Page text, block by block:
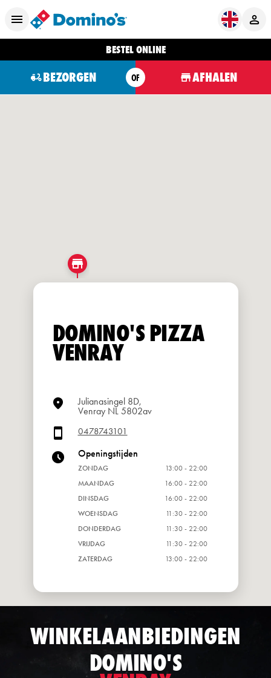
BESTEL ONLINE
BEZORGEN OF AFHALEN
DOMINO'S PIZZA
VENRAY
Julianasingel 8D,
Venray NL 5802av
0478743101
Openingstijden
ZONDAG
13:00 - 22:00
MAANDAG
16:00 - 22:00
DINSDAG
16:00 - 22:00
WOENSDAG
11:30 - 22:00
DONDERDAG
11:30 - 22:00
VRIJDAG
11:30 - 22:00
ZATERDAG
13:00 - 22:00
WINKELAANBIEDINGEN
DOMINO'S